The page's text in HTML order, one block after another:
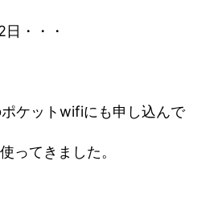
・・・
ケットwifiにも申し込んで
ってきました。